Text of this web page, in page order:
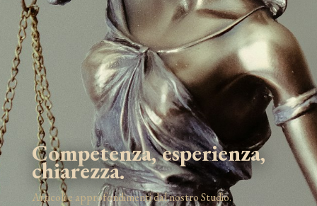
Competenza, esperienza,
chiarezza.
Articoli e approfondimenti dal nostro Studio.